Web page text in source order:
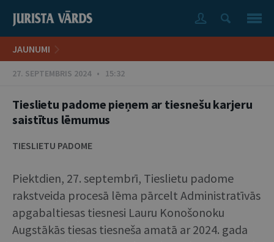
JAUNUMI
27. SEPTEMBRIS 2024 • 15:32
Tieslietu padome pieņem ar tiesnešu karjeru
saistītus lēmumus
TIESLIETU PADOME
Piektdien, 27. septembrī, Tieslietu padome
rakstveida procesā lēma pārcelt Administratīvās
apgabaltiesas tiesnesi Lauru Konošonoku
Augstākās tiesas tiesneša amatā ar 2024. gada